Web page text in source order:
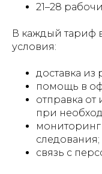
21–28
В каждый тариф
условия:
доставка из
помощь в
отправка
при
мониторинг
следования;
связь с